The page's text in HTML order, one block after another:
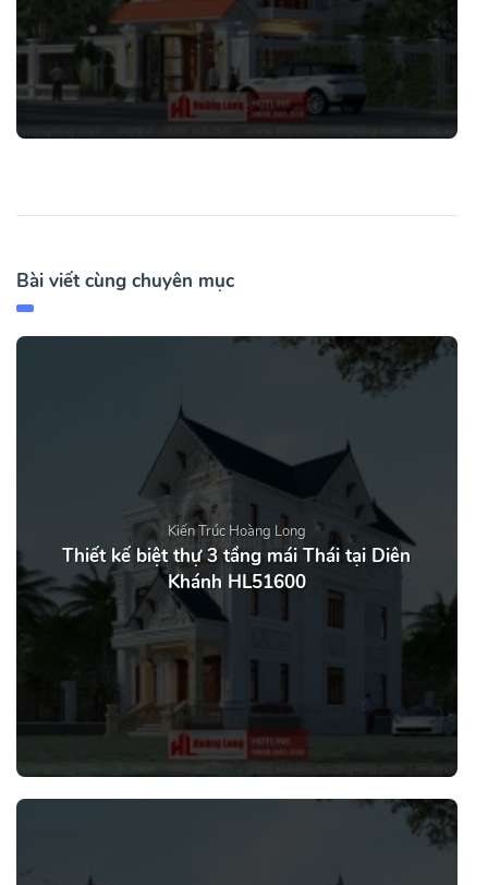
Bài viết cùng chuyên mục
Kiến Trúc Hoàng Long
Thiết kế biệt thự 3 tầng mái Thái tại Diên
Khánh HL51600